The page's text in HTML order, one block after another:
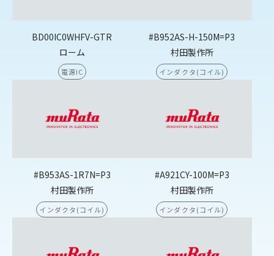
BD00IC0WHFV-GTR
ローム
電源IC
#B952AS-H-150M=P3
村田製作所
インダクタ(コイル)
#B953AS-1R7N=P3
村田製作所
インダクタ(コイル)
#A921CY-100M=P3
村田製作所
インダクタ(コイル)